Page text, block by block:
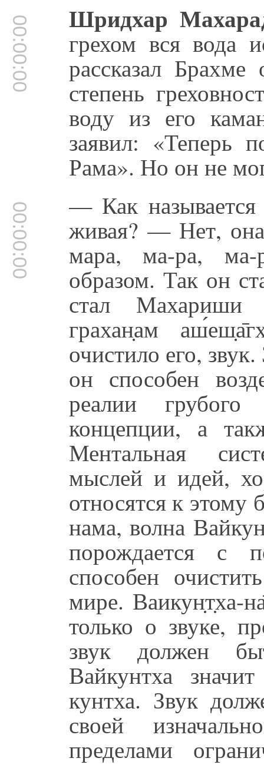
00:00:00 Шридхар
грехом вся вода
рассказал
степень
воду из его
заявил: «Теперь
Рама». Но он не
00:00:00 — Как называется
живая? — Нет,
мара, ма-ра,
образом. Так он
стал Махариши
грахан̣ам
очистило его,
он способен
реалии
концепции, а
Ментальная
мыслей и идей,
относятся к
нама, волна
порождается с
способен
мире. Ваикун̣т̣ха-
только о звуке,
звук должен
Вайкунтха
кунтха. Звук
своей
пределами